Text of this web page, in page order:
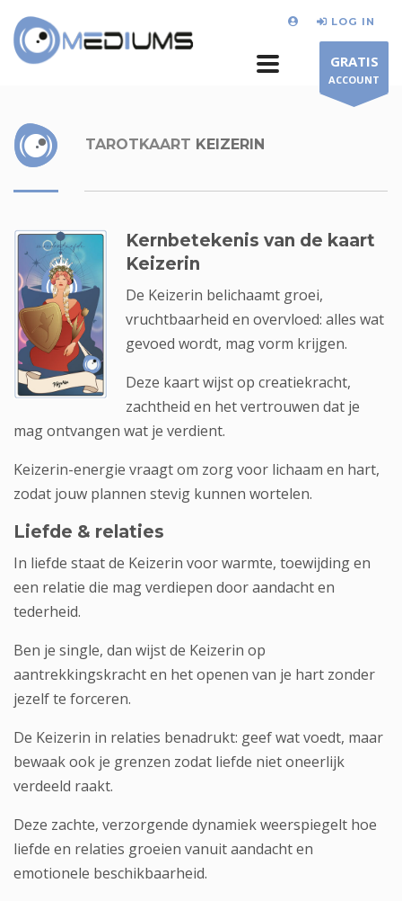
LOG IN
GRATIS
ACCOUNT
TAROTKAART KEIZERIN
Kernbetekenis van de kaart
Keizerin
De Keizerin belichaamt groei,
vruchtbaarheid en overvloed: alles wat
gevoed wordt, mag vorm krijgen.
Deze kaart wijst op creatiekracht,
zachtheid en het vertrouwen dat je
mag ontvangen wat je verdient.
Keizerin-energie vraagt om zorg voor lichaam en hart,
zodat jouw plannen stevig kunnen wortelen.
Liefde & relaties
In liefde staat de Keizerin voor warmte, toewijding en
een relatie die mag verdiepen door aandacht en
tederheid.
Ben je single, dan wijst de Keizerin op
aantrekkingskracht en het openen van je hart zonder
jezelf te forceren.
De Keizerin in relaties benadrukt: geef wat voedt, maar
bewaak ook je grenzen zodat liefde niet oneerlijk
verdeeld raakt.
Deze zachte, verzorgende dynamiek weerspiegelt hoe
liefde en relaties groeien vanuit aandacht en
emotionele beschikbaarheid.